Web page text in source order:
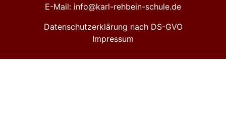
E-Mail: info@karl-rehbein-schule.de
Datenschutzerklärung nach DS-GVO
Impressum